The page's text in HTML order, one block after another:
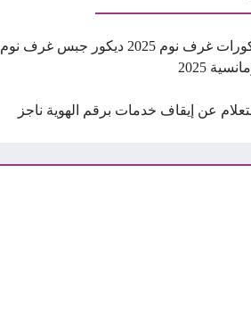
ديكورات غرف نوم 2025 ديكور جبس غرف نوم
2025
عن إيقاف خدمات برقم الهوية ناجز